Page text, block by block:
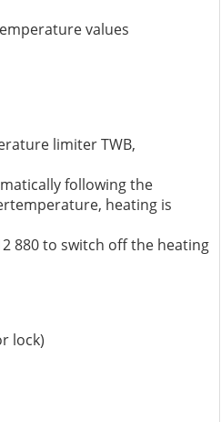
values
limiter TWB,
following the
heating is
880 to switch off the heating
lock)